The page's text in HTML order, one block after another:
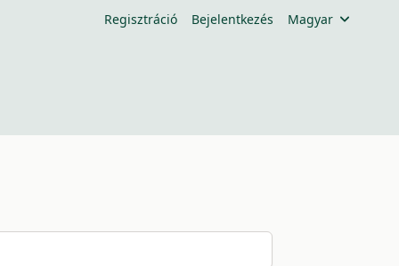
Regisztráció Bejelentkezés Magyar